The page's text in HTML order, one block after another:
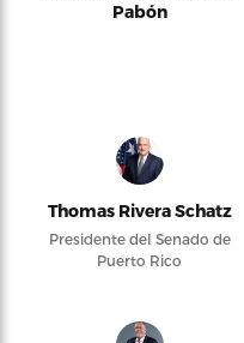
Pabón
Thomas Rivera Schatz
Presidente del Senado de
Puerto Rico